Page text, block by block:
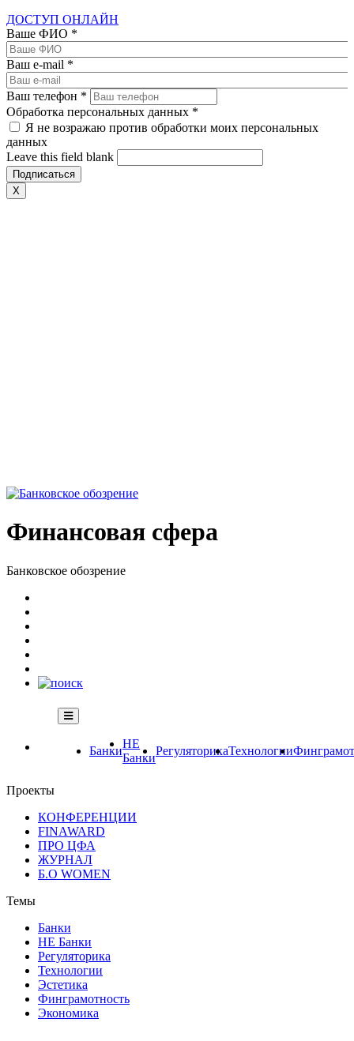
ДОСТУП ОНЛАЙН
Ваше ФИО *
Ваш e-mail *
Ваш телефон *
Обработка персональных данных *
Я не возражаю против обработки моих персональных
данных
Leave this field blank
X
Финансовая сфера
Банковское обозрение
Банки
НЕ
Банки
РегуляторикаТехнологии
Проекты
КОНФЕРЕНЦИИ
FINAWARD
ПРО ЦФА
ЖУРНАЛ
Б.О WOMEN
Темы
Банки
НЕ Банки
Регуляторика
Технологии
Эстетика
Финграмотность
Экономика